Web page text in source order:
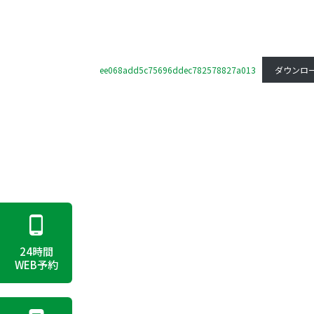
ee068add5c75696ddec782578827a013 ダウンロ
24時間
WEB予約